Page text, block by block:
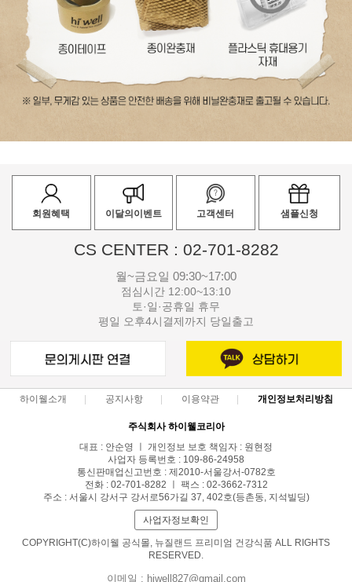
회원혜택 이달의이벤트 고객센터 샘플신청
CS CENTER : 02-701-8282
월~금요일 09:30~17:00
점심시간 12:00~13:10
토·일·공휴일 휴무
평일 오후4시결제까지 당일출고
하이웰소개 공지사항 이용약관 개인정보처리방침
주식회사 하이웰코리아
대표 : 안순영 ㅣ 개인정보 보호 책임자 : 원현정
사업자 등록번호 : 109-86-24958
통신판매업신고번호 : 제2010-서울강서-0782호
전화 : 02-701-8282 ㅣ 팩스 : 02-3662-7312
주소 : 서울시 강서구 강서로56가길 37, 402호(등촌동, 지석빌딩)
사업자정보확인
COPYRIGHT(C)하이웰 공식몰, 뉴질랜드 프리미엄 건강식품 ALL RIGHTS
RESERVED.
이메일 : hiwell827@gmail.com